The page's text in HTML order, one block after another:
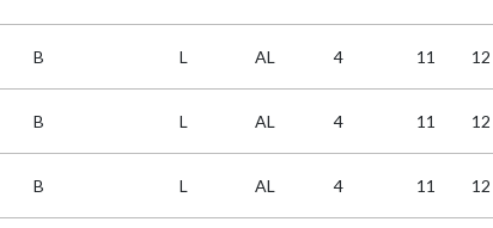
B L AL 4 11 12
B L AL 4 11 12
B L AL 4 11 12